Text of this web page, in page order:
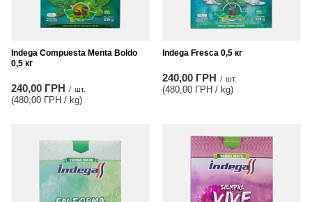
Indega Compuesta Menta Boldo
0,5 кг
240,00 ГРН / шт.
(480,00 ГРН / kg)
Indega Fresca 0,5 кг
240,00 ГРН / шт.
(480,00 ГРН / kg)